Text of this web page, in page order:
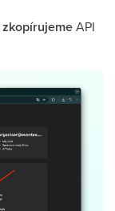
zkopírujemeAPI